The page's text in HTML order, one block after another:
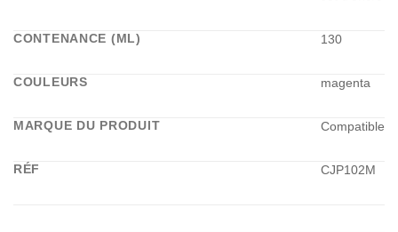
CONTENANCE (ML) 130
COULEURS magenta
MARQUE DU PRODUIT Compatible
RÉF CJP102M